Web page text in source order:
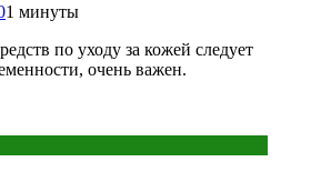
1 минуты
по уходу за кожей следует
очень важен.